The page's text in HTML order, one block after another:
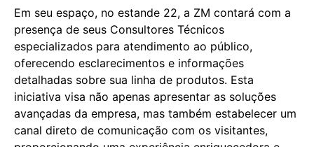
Em seu espaço, no estande 22, a ZM contará com a
presença de seus Consultores Técnicos
especializados para atendimento ao público,
oferecendo esclarecimentos e informações
detalhadas sobre sua linha de produtos. Esta
iniciativa visa não apenas apresentar as soluções
avançadas da empresa, mas também estabelecer um
canal direto de comunicação com os visitantes,